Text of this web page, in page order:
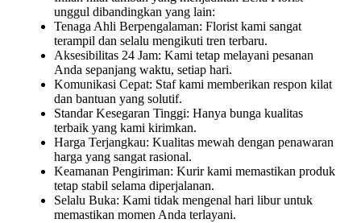
unggul dibandingkan yang lain:
Tenaga Ahli Berpengalaman: Florist kami sangat
terampil dan selalu mengikuti tren terbaru.
Aksesibilitas 24 Jam: Kami tetap melayani pesanan
Anda sepanjang waktu, setiap hari.
Komunikasi Cepat: Staf kami memberikan respon kilat
dan bantuan yang solutif.
Standar Kesegaran Tinggi: Hanya bunga kualitas
terbaik yang kami kirimkan.
Harga Terjangkau: Kualitas mewah dengan penawaran
harga yang sangat rasional.
Keamanan Pengiriman: Kurir kami memastikan produk
tetap stabil selama diperjalanan.
Selalu Buka: Kami tidak mengenal hari libur untuk
memastikan momen Anda terlayani.